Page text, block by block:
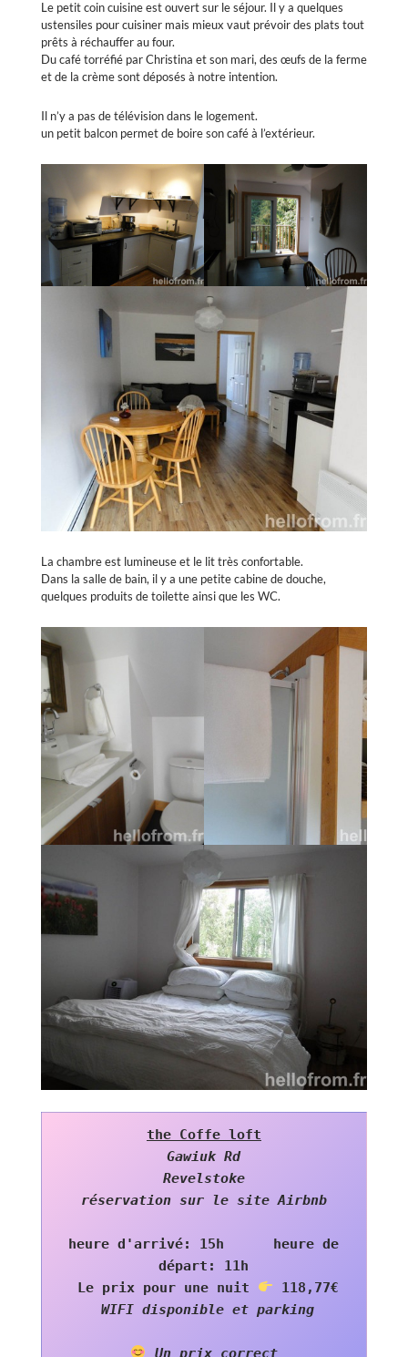
Le petit coin cuisine est ouvert sur le séjour. Il y a quelques
ustensiles pour cuisiner mais mieux vaut prévoir des plats tout
prêts à réchauffer au four.
Du café torréfié par Christina et son mari, des œufs de la ferme
et de la crème sont déposés à notre intention.
Il n’y a pas de télévision dans le logement.
un petit balcon permet de boire son café à l’extérieur.
La chambre est lumineuse et le lit très confortable.
Dans la salle de bain, il y a une petite cabine de douche,
quelques produits de toilette ainsi que les WC.
the Coffe loft
Gawiuk Rd
Revelstoke
réservation sur le site Airbnb
départ: 11h
Le prix pour une nuit
118,77€
Un prix correct